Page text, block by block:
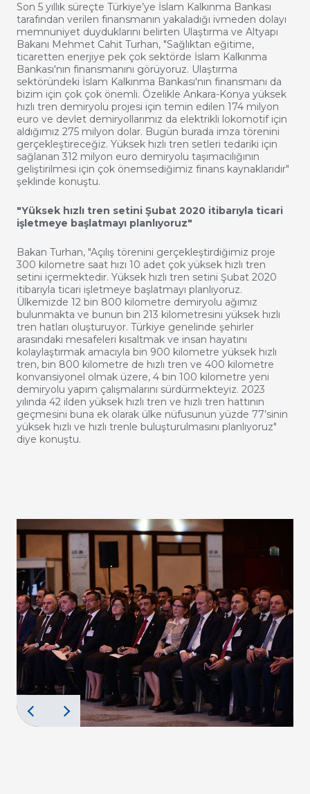
Son 5 yıllık süreçte Türkiye’ye İslam Kalkınma Bankası
tarafından verilen finansmanın yakaladığı ivmeden dolayı
memnuniyet duyduklarını belirten Ulaştırma ve Altyapı
Bakanı Mehmet Cahit Turhan, "Sağlıktan eğitime,
ticaretten enerjiye pek çok sektörde İslam Kalkınma
Bankası'nın finansmanını görüyoruz. Ulaştırma
sektöründeki İslam Kalkınma Bankası'nın finansmanı da
bizim için çok çok önemli. Özelikle Ankara-Konya yüksek
hızlı tren demiryolu projesi için temin edilen 174 milyon
euro ve devlet demiryollarımız da elektrikli lokomotif için
aldığımız 275 milyon dolar. Bugün burada imza törenini
gerçekleştireceğiz. Yüksek hızlı tren setleri tedariki için
sağlanan 312 milyon euro demiryolu taşımacılığının
geliştirilmesi için çok önemsediğimiz finans kaynaklarıdır"
şeklinde konuştu.
"Yüksek hızlı tren setini Şubat 2020 itibarıyla ticari
işletmeye başlatmayı planlıyoruz"
Bakan Turhan, "Açılış törenini gerçekleştirdiğimiz proje
300 kilometre saat hızı 10 adet çok yüksek hızlı tren
setini içermektedir. Yüksek hızlı tren setini Şubat 2020
itibarıyla ticari işletmeye başlatmayı planlıyoruz.
Ülkemizde 12 bin 800 kilometre demiryolu ağımız
bulunmakta ve bunun bin 213 kilometresini yüksek hızlı
tren hatları oluşturuyor. Türkiye genelinde şehirler
arasındaki mesafeleri kısaltmak ve insan hayatını
kolaylaştırmak amacıyla bin 900 kilometre yüksek hızlı
tren, bin 800 kilometre de hızlı tren ve 400 kilometre
konvansiyonel olmak üzere, 4 bin 100 kilometre yeni
demiryolu yapım çalışmalarını sürdürmekteyiz. 2023
yılında 42 ilden yüksek hızlı tren ve hızlı tren hattının
geçmesini buna ek olarak ülke nüfusunun yüzde 77’sinin
yüksek hızlı ve hızlı trenle buluşturulmasını planlıyoruz"
diye konuştu.